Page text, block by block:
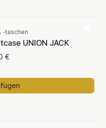
-taschen
UNION JACK
€